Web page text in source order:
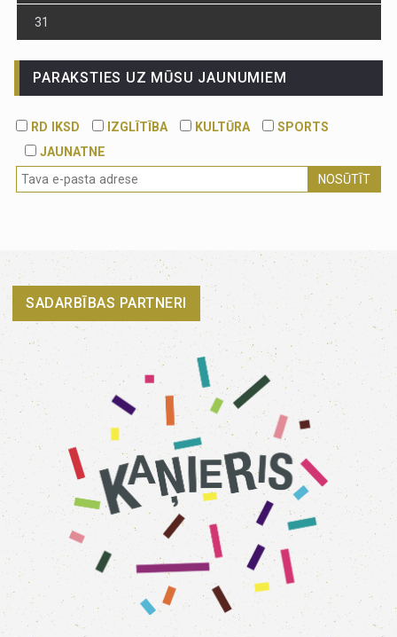
31
PARAKSTIES UZ MŪSU JAUNUMIEM
RD IKSD IZGLĪTĪBA KULTŪRA
SPORTS
JAUNATNE
NOSŪTĪT
SADARBĪBAS PARTNERI